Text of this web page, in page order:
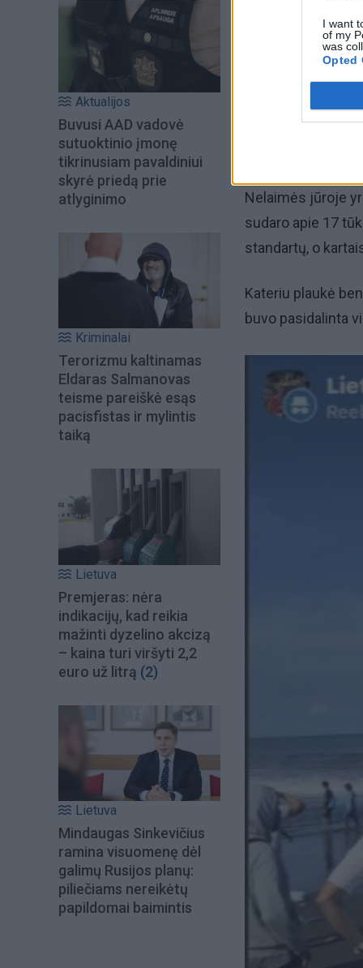
I want
of my
was
Opted
Aktualijos
Buvusi AAD vadovė
sutuoktinio įmonę
tikrinusiam pavaldiniui
skyrė priedą prie
atlyginimo
Kriminalai
Terorizmu kaltinamas
Eldaras Salmanovas
teisme pareiškė esąs
pacisfistas ir mylintis
taiką
Lietuva
Premjeras: nėra
indikacijų, kad reikia
mažinti dyzelino akcizą
– kaina turi viršyti 2,2
euro už litrą (2)
Lietuva
Mindaugas Sinkevičius
ramina visuomenę dėl
galimų Rusijos planų:
piliečiams nereikėtų
papildomai baimintis
pilietis tebėra
priežasties
Nelaimės jūroje
sudaro apie 17
standartų, o
Kateriu plaukė
buvo pasidalinta